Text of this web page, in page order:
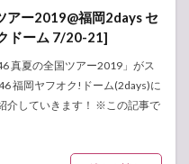
アー2019@福岡2days セ
ドーム 7/20-21]
真夏の全国ツアー2019」がス
福岡ヤフオク!ドーム(2days)に
介していきます！ ※この記事で